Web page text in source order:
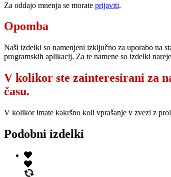
Za oddajo mnenja se morate prijaviti.
Opomba
Naši izdelki so namenjeni izključno za uporabo na
programskih aplikacij. Za te namene so izdelki
V kolikor ste zainteresirani za
času.
V kolikor imate kakršno koli vprašanje v zvezi z
Podobni izdelki